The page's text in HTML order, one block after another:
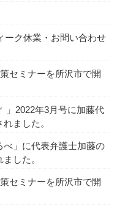
ーク休業・お問い合わせ
セミナーを所沢市で開
」2022年3月号に加藤代
ました。
べ」に代表弁護士加藤の
した。
セミナーを所沢市で開